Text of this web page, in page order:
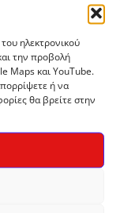
ηλεκτρονικού
την προβολή
Maps και YouTube.
ή να
θα βρείτε στην
Ζάχαρη